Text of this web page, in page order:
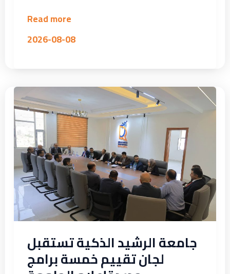
Read more
2026-08-08
جامعة الرشيد الذكية تستقبل
لجان تقييم خمسة برامج
جامعة
الرشيد
الذكية
تستقبل
لجان
تقييم
خمسة
برامج
جديدةإعلام
الجامعة